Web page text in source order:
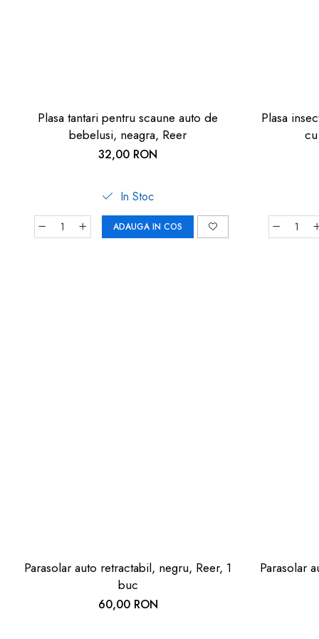
Plasa tantari pentru scaune auto de
bebelusi, neagra, Reer
32,00 RON
In Stoc
ADAUGA IN COS
Plasa
Parasolar auto retractabil, negru, Reer, 1
buc
60,00 RON
Parasolar